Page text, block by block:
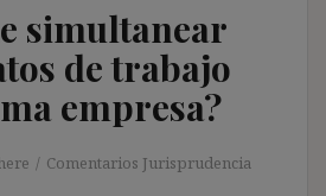
simultanear
de trabajo
empresa?
Comentarios Jurisprudencia